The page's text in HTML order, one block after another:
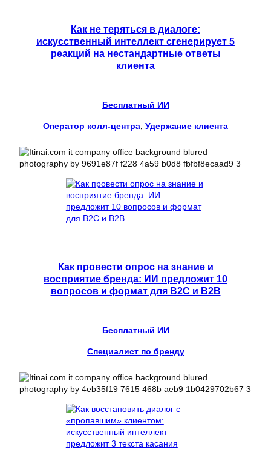
Как не теряться в диалоге:
искусственный интеллект сгенерирует 5
реакций на нестандартные ответы
клиента
Бесплатный ИИ
Оператор колл-центра, Удержание клиента
Как провести опрос на знание и
восприятие бренда: ИИ предложит 10
вопросов и формат для B2C и B2B
Бесплатный ИИ
Специалист по бренду